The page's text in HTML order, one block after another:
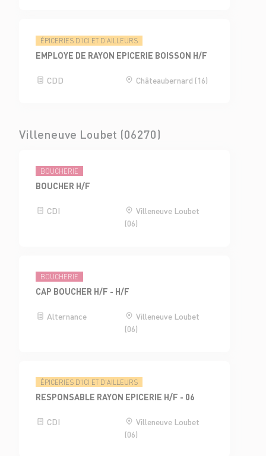
ÉPICERIES D'ICI ET D'AILLEURS
EMPLOYE DE RAYON EPICERIE BOISSON H/F
CDD Châteaubernard (16)
Villeneuve Loubet (06270)
BOUCHERIE
BOUCHER H/F
CDI
Villeneuve Loubet
(06)
BOUCHERIE
CAP BOUCHER H/F - H/F
Alternance
Villeneuve Loubet
(06)
ÉPICERIES D'ICI ET D'AILLEURS
RESPONSABLE RAYON EPICERIE H/F - 06
CDI
Villeneuve Loubet
(06)